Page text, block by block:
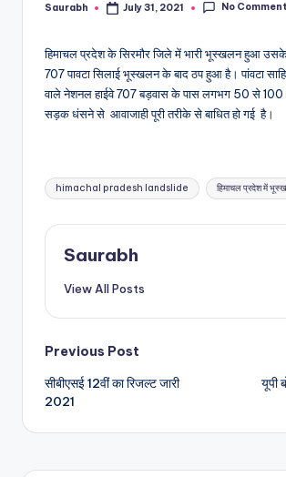
विश्वPosted
Saurabh July 31, 2021 No
हिमाचल प्रदेश के सिरमौर जिले में भारी भूस्खलन हुआ
707 पावटा सिलाई भूस्खलन के बाद ठप हुआ है। पांवटा
वाले नेशनल हाईवे 707 बड़वास के पास लगभग 50 से 100
सड़क धंसने से आवाजाही पूरी तरीके से बाधित हो गई है।
Tags:
himachal pradesh landslide हिमाचल प्रदेश में
Saurabh
View All Posts
Post
navigation
Previous Post
सीबीएसई 12वीं का रिजल्ट जारी
2021
यूपी